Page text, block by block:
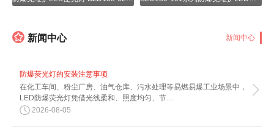
 新闻中心 新闻中心
防爆荧光灯的安装注意事项
在化工车间、粉尘厂房、油气仓库、污水处理等易燃易爆工业场景中，
LED防爆荧光灯凭借光线柔和、照度均匀、节…
2026-08-05